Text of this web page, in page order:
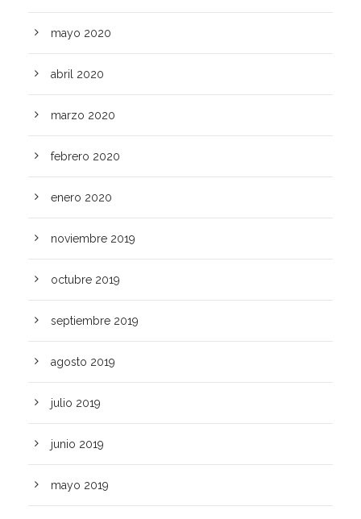
mayo 2020
abril 2020
marzo 2020
febrero 2020
enero 2020
noviembre 2019
octubre 2019
septiembre 2019
agosto 2019
julio 2019
junio 2019
mayo 2019